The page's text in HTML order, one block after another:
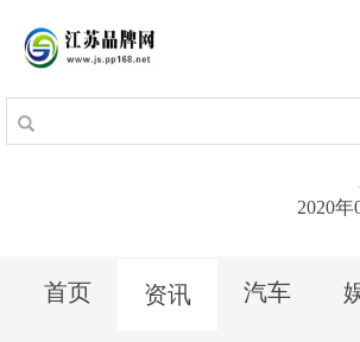
2020年
首页 资讯 汽车